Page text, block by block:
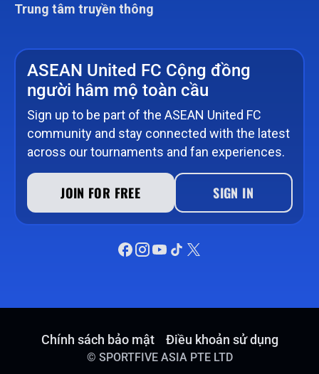
Trung tâm truyền thông
ASEAN United FC Cộng đồng
người hâm mộ toàn cầu
Sign up to be part of the ASEAN United FC
community and stay connected with the latest
across our tournaments and fan experiences.
JOIN FOR FREE SIGN IN
Chính sách bảo mật Điều khoản sử dụng
© SPORTFIVE ASIA PTE LTD